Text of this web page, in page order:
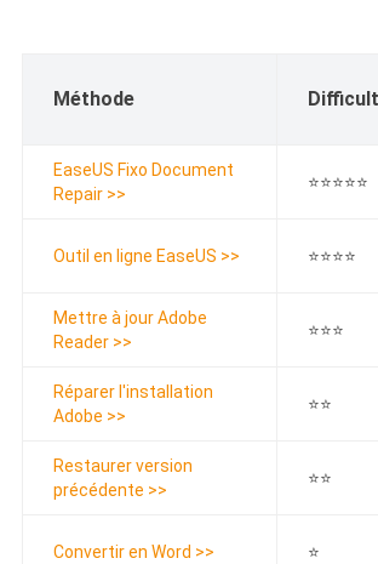
Méthode
EaseUS Fixo Document
Repair >>
⭐⭐⭐⭐⭐
Outil en ligne EaseUS >> ⭐⭐⭐⭐
Mettre à jour Adobe
Reader >>
⭐⭐⭐
Réparer l'installation
Adobe >>
⭐⭐
Restaurer version
précédente >>
⭐⭐
Convertir en Word >> ⭐